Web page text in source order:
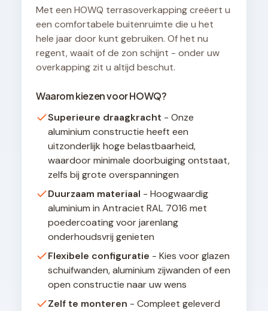
Met een HOWQ terrasoverkapping creëert u
een comfortabele buitenruimte die u het
hele jaar door kunt gebruiken. Of het nu
regent, waait of de zon schijnt - onder uw
overkapping zit u altijd beschut.
Waarom kiezen voor HOWQ?
Superieure draagkracht - Onze
aluminium constructie heeft een
uitzonderlijk hoge belastbaarheid,
waardoor minimale doorbuiging ontstaat,
zelfs bij grote overspanningen
Duurzaam materiaal - Hoogwaardig
aluminium in Antraciet RAL 7016 met
poedercoating voor jarenlang
onderhoudsvrij genieten
Flexibele configuratie - Kies voor glazen
schuifwanden, aluminium zijwanden of een
open constructie naar uw wens
Zelf te monteren - Compleet geleverd